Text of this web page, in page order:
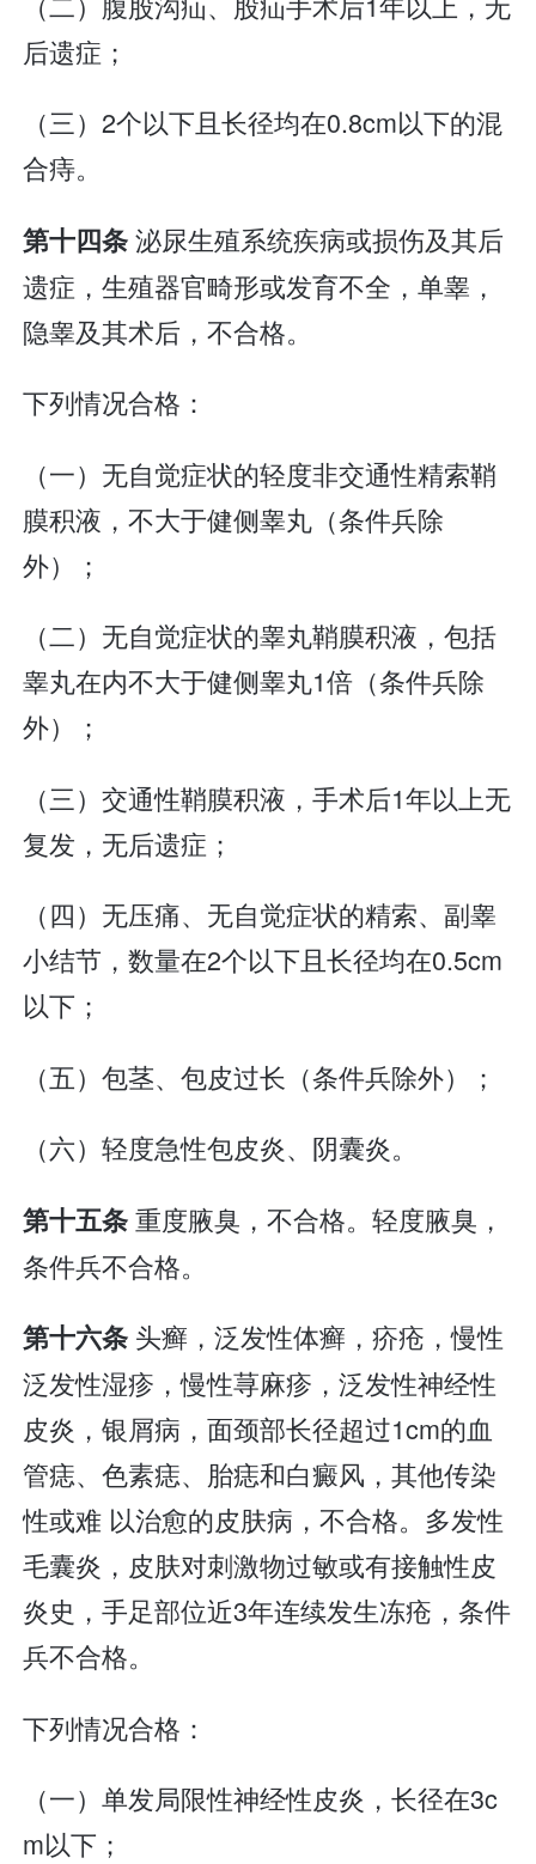
后遗症；
（三）2个以下且长径均在0.8cm以下的混
合痔。
第十四条泌尿生殖系统疾病或损伤及其后
遗症，生殖器官畸形或发育不全，单睾，
隐睾及其术后，不合格。
下列情况合格：
（一）无自觉症状的轻度非交通性精索鞘
膜积液，不大于健侧睾丸（条件兵除
外）；
（二）无自觉症状的睾丸鞘膜积液，包括
睾丸在内不大于健侧睾丸1倍（条件兵除
外）；
（三）交通性鞘膜积液，手术后1年以上无
复发，无后遗症；
（四）无压痛、无自觉症状的精索、副睾
小结节，数量在2个以下且长径均在0.5cm
以下；
（五）包茎、包皮过长（条件兵除外）；
（六）轻度急性包皮炎、阴囊炎。
第十五条重度腋臭，不合格。轻度腋臭，
条件兵不合格。
第十六条 头癣，泛发性体癣，疥疮，慢性
泛发性湿疹，慢性荨麻疹，泛发性神经性
皮炎，银屑病，面颈部长径超过1cm的血
管痣、色素痣、胎痣和白癜风，其他传染
性或难 以治愈的皮肤病，不合格。多发性
毛囊炎，皮肤对刺激物过敏或有接触性皮
炎史，手足部位近3年连续发生冻疮，条件
兵不合格。
下列情况合格：
（一）单发局限性神经性皮炎，长径在3c
m以下；